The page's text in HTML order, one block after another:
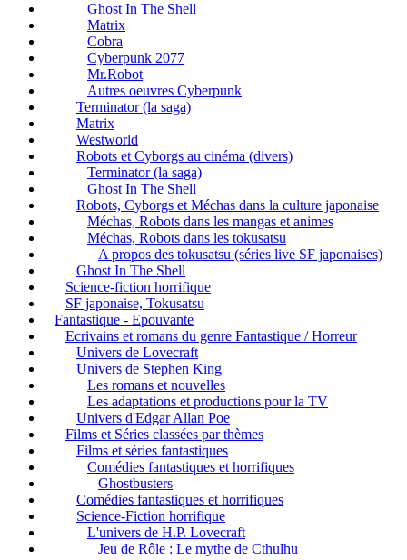
Ghost In The Shell
Matrix
Cobra
Cyberpunk 2077
Mr.Robot
Autres oeuvres Cyberpunk
Terminator (la saga)
Matrix
Westworld
Robots et Cyborgs au cinéma (divers)
Terminator (la saga)
Ghost In The Shell
Robots, Cyborgs et Méchas dans la culture japonaise
Méchas, Robots dans les mangas et animes
Méchas, Robots dans les tokusatsu
A propos des tokusatsu (séries live SF japonaises)
Ghost In The Shell
Science-fiction horrifique
SF japonaise, Tokusatsu
Fantastique - Epouvante
Ecrivains et romans du genre Fantastique / Horreur
Univers de Lovecraft
Univers de Stephen King
Les romans et nouvelles
Les adaptations et productions pour la TV
Univers d'Edgar Allan Poe
Films et Séries classées par thèmes
Films et séries fantastiques
Comédies fantastiques et horrifiques
Ghostbusters
Comédies fantastiques et horrifiques
Science-Fiction horrifique
L'univers de H.P. Lovecraft
Jeu de Rôle : Le mythe de Cthulhu